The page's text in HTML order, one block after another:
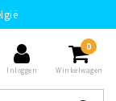
Inloggen
0
Winkelwagen